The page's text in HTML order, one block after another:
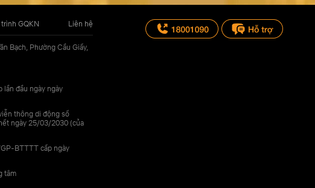
GQKN Liên hệ
Bạch, Phường Cầu Giấy,
đầu ngày ngày
thông di động số
ngày 25/03/2030 (của
BTTTT cấp ngày
tâm